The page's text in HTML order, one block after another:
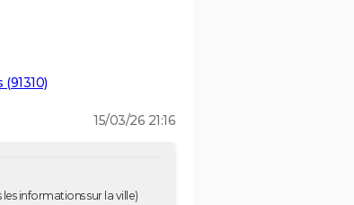
(91310)
15/03/26 21:16
les informations sur la ville)